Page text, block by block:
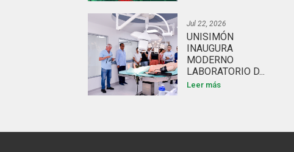
Jul 22, 2026
UNISIMÓN
INAUGURA
MODERNO
LABORATORIO D...
Leer más